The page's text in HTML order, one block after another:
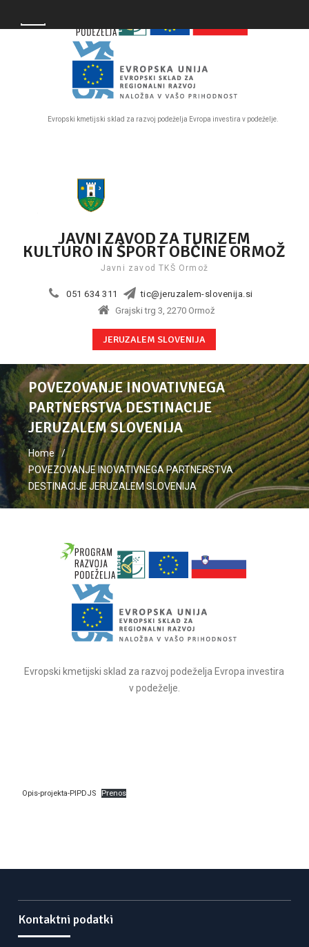
Evropski kmetijski sklad za razvoj podeželja Evropa investira v podeželje.
JAVNI ZAVOD ZA TURIZEM
KULTURO IN ŠPORT OBČINE ORMOŽ
Javni zavod TKŠ Ormož
051 634 311
tic@jeruzalem-slovenija.si
Grajski trg 3, 2270 Ormož
JERUZALEM SLOVENIJA
POVEZOVANJE INOVATIVNEGA
PARTNERSTVA DESTINACIJE
JERUZALEM SLOVENIJA
Home
POVEZOVANJE INOVATIVNEGA PARTNERSTVA
DESTINACIJE JERUZALEM SLOVENIJA
Evropski kmetijski sklad za razvoj podeželja Evropa investira
v podeželje.
Opis-projekta-PIPDJS Prenos
Kontaktni podatki